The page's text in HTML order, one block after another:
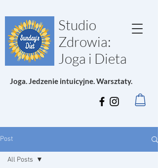
Studio
Zdrowia:
Joga i Dieta
Joga. Jedzenie intuicyjne. Warsztaty.
Post
All Posts